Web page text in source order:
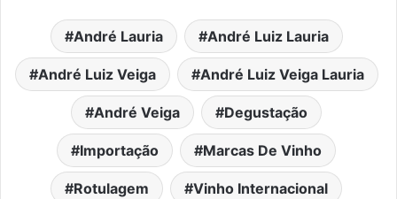
André Lauria André Luiz Lauria
André Luiz Veiga André Luiz Veiga Lauria
André Veiga Degustação
Importação Marcas De Vinho
Rotulagem Vinho Internacional